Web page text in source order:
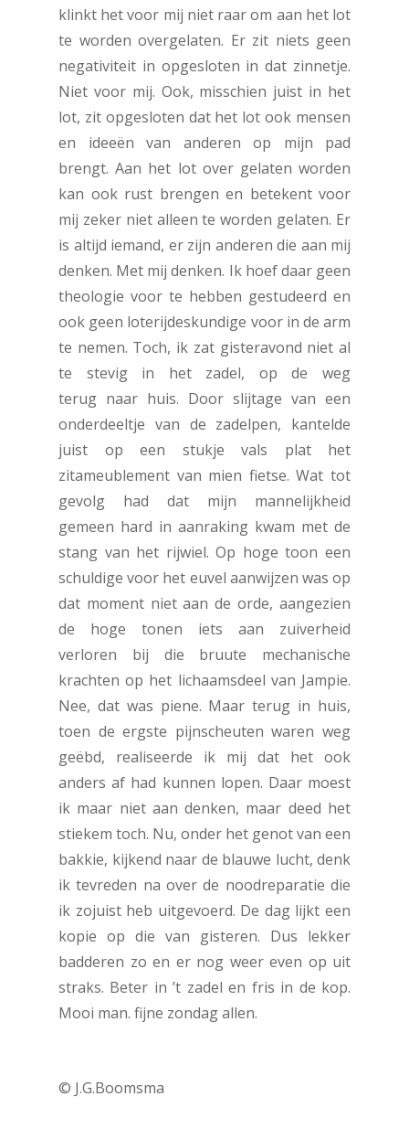
klinkt het voor mij niet raar om aan het lot
te worden overgelaten. Er zit niets geen
negativiteit in opgesloten in dat zinnetje.
Niet voor mij. Ook, misschien juist in het
lot, zit opgesloten dat het lot ook mensen
en ideeën van anderen op mijn pad
brengt. Aan het lot over gelaten worden
kan ook rust brengen en betekent voor
mij zeker niet alleen te worden gelaten. Er
is altijd iemand, er zijn anderen die aan mij
denken. Met mij denken. Ik hoef daar geen
theologie voor te hebben gestudeerd en
ook geen loterijdeskundige voor in de arm
te nemen. Toch, ik zat gisteravond niet al
te stevig in het zadel, op de weg
terug naar huis. Door slijtage van een
onderdeeltje van de zadelpen, kantelde
juist op een stukje vals plat het
zitameublement van mien fietse. Wat tot
gevolg had dat mijn mannelijkheid
gemeen hard in aanraking kwam met de
stang van het rijwiel. Op hoge toon een
schuldige voor het euvel aanwijzen was op
dat moment niet aan de orde, aangezien
de hoge tonen iets aan zuiverheid
verloren bij die bruute mechanische
krachten op het lichaamsdeel van Jampie.
Nee, dat was piene. Maar terug in huis,
toen de ergste pijnscheuten waren weg
geëbd, realiseerde ik mij dat het ook
anders af had kunnen lopen. Daar moest
ik maar niet aan denken, maar deed het
stiekem toch. Nu, onder het genot van een
bakkie, kijkend naar de blauwe lucht, denk
ik tevreden na over de noodreparatie die
ik zojuist heb uitgevoerd. De dag lijkt een
kopie op die van gisteren. Dus lekker
badderen zo en er nog weer even op uit
straks. Beter in ’t zadel en fris in de kop.
Mooi man. fijne zondag allen.
© J.G.Boomsma